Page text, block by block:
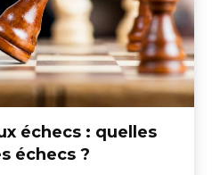
échecs : quelles
échecs ?